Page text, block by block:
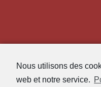
Nous utilisons des
web et notre service.
Politique de cookies